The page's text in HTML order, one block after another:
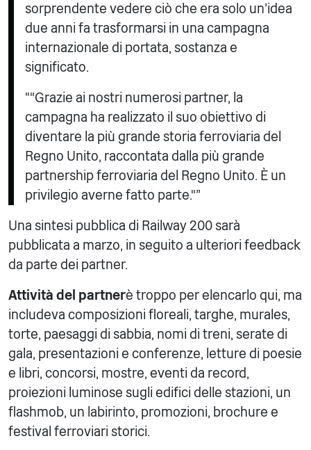
sorprendente vedere ciò che era solo un'idea
due anni fa trasformarsi in una campagna
internazionale di portata, sostanza e
significato.
“"Grazie ai nostri numerosi partner, la
campagna ha realizzato il suo obiettivo di
diventare la più grande storia ferroviaria del
Regno Unito, raccontata dalla più grande
partnership ferroviaria del Regno Unito. È un
privilegio averne fatto parte."”
Una sintesi pubblica di Railway 200 sarà
pubblicata a marzo, in seguito a ulteriori feedback
da parte dei partner.
Attività del partnerè troppo per elencarlo qui, ma
includeva composizioni floreali, targhe, murales,
torte, paesaggi di sabbia, nomi di treni, serate di
gala, presentazioni e conferenze, letture di poesie
e libri, concorsi, mostre, eventi da record,
proiezioni luminose sugli edifici delle stazioni, un
flashmob, un labirinto, promozioni, brochure e
festival ferroviari storici.